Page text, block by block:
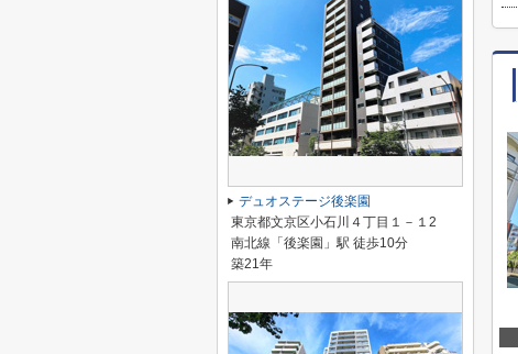
デュオステージ後楽園
東京都文京区小石川４丁目１－１2
南北線「後楽園」駅 徒歩10分
築21年